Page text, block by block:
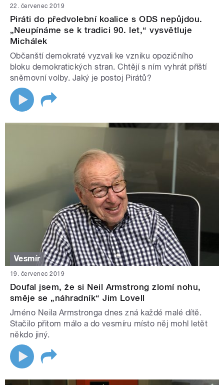
22. červenec 2019
Piráti do předvolební koalice s ODS nepůjdou.
„Neupínáme se k tradici 90. let,“ vysvětluje
Michálek
Občanští demokraté vyzvali ke vzniku opozičního
bloku demokratických stran. Chtějí s ním vyhrát příští
sněmovní volby. Jaký je postoj Pirátů?
Vesmír
19. červenec 2019
Doufal jsem, že si Neil Armstrong zlomí nohu,
směje se „náhradník“ Jim Lovell
Jméno Neila Armstronga dnes zná každé malé dítě.
Stačilo přitom málo a do vesmíru místo něj mohl letět
někdo jiný.